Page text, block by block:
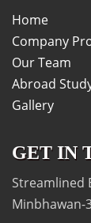
Home
Company
Our Team
Abroad
Gallery
GET IN
Streamlined
Minbhawan-